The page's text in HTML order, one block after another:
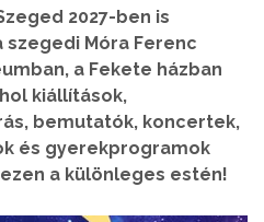
2027-ben is
Móra Ferenc
a Fekete házban
kiállítások,
bemutatók, koncertek,
és gyerekprogramok
a különleges estén!